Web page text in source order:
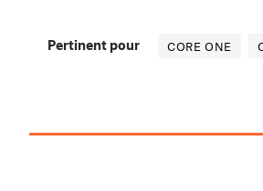
Pertinent pour CORE ONE